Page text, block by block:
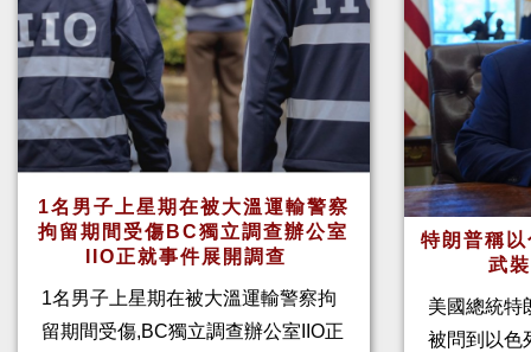
1名男子上星期在被大溫運輸警察
拘留期間受傷BC獨立調查辦公室
IIO正就事件展開調查
1名男子上星期在被大溫運輸警察拘
留期間受傷,BC獨立調查辦公室IIO正
特朗普稱
武
美國總統特
被問到以色